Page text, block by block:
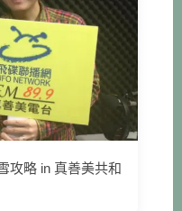
攻略 in 真善美共和